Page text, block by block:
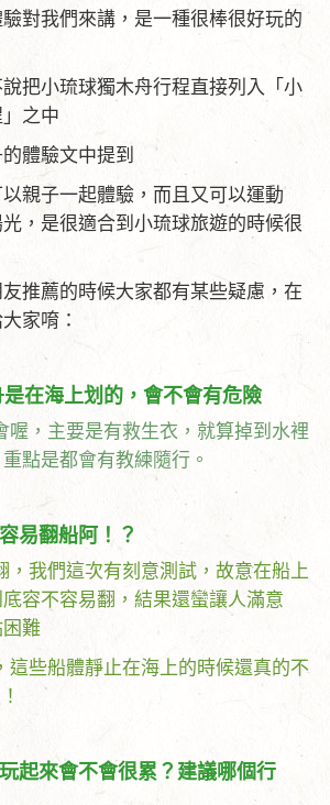
對我們來講，是一種很棒很好玩的
把小琉球獨木舟行程直接列入「小
之中
體驗文中提到
親子一起體驗，而且又可以運動
，是很適合到小琉球旅遊的時候很
推薦的時候大家都有某些疑慮，在
家唷：
在海上划的，會不會有危險
喔，主要是有救生衣，就算掉到水裡
點是都會有教練隨行。
易翻船阿！？
，我們這次有刻意測試，故意在船上
容不容易翻，結果還蠻讓人滿意
難
船體靜止在海上的時候還真的不
起來會不會很累？建議哪個行